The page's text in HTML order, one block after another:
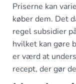
Priserne kan
køber dem. Det
regel subsidier
hvilket kan gøre
er værd at
recept, der gør